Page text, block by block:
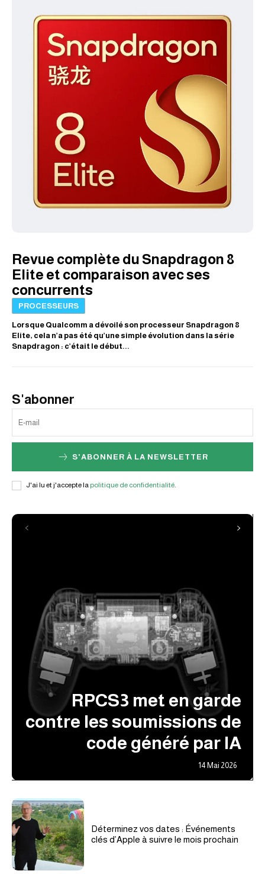
Revue complète du Snapdragon 8
Elite et comparaison avec ses
concurrents
PROCESSEURS
Lorsque Qualcomm a dévoilé son processeur Snapdragon 8
Elite, cela n’a pas été qu’une simple évolution dans la série
Snapdragon : c’était le début...
S'abonner
S'ABONNER À LA NEWSLETTER
J'ai lu et j'accepte la politique de confidentialité.
RPCS3 met en garde
contre les soumissions de
code généré par IA
14 Mai 2026
Déterminez vos dates : Événements
clés d’Apple à suivre le mois prochain